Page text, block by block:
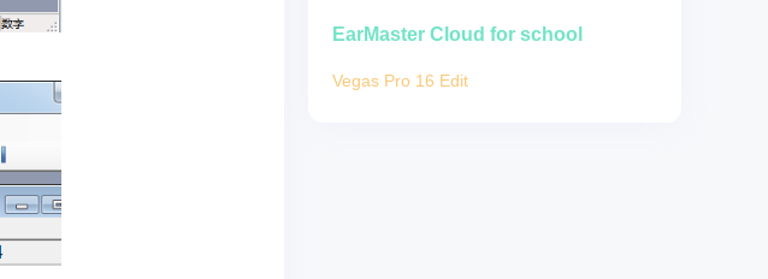
EarMaster Cloud for school
Vegas Pro 16 Edit